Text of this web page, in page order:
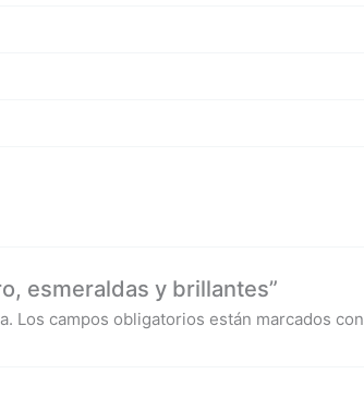
esmeraldas y brillantes”
Los campos obligatorios están marcados con